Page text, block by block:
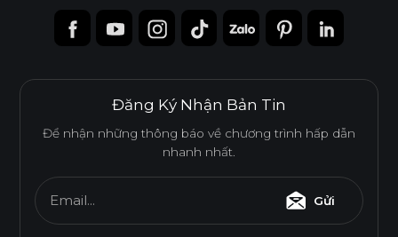
Đăng Ký Nhận Bản Tin
Để nhận những thông báo về chương trình hấp dẫn
nhanh nhất.
Email... Gửi